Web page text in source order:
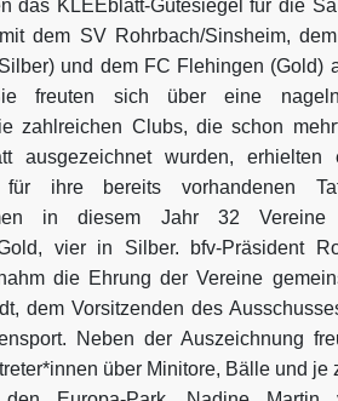
das KLEEblatt-Gütesiegel für die
dem SV Rohrbach/Sinsheim,
und dem FC Flehingen (Gold)
freuten sich über eine
zahlreichen Clubs, die schon
ausgezeichnet wurden, erhielten
ihre bereits vorhandenen
in diesem Jahr 32
vier in Silber. bfv-Präsident
die Ehrung der Vereine
dem Vorsitzenden des
Neben der Auszeichnung
über Minitore, Bälle und je